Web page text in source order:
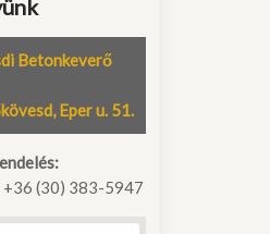
Betonkeverő
Eper u. 51.
+36 (30) 383-5947